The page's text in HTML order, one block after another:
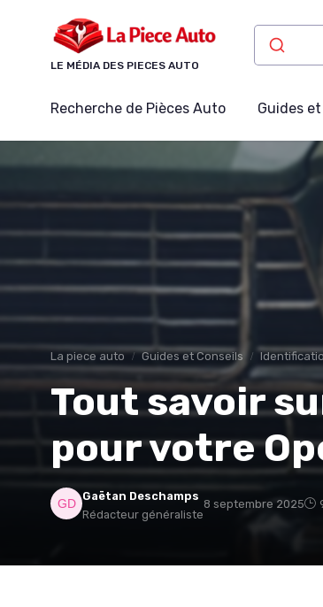
LE MÉDIA DES PIECES AUTO
Recherche de Pièces Auto Guides
La piece auto Guides et Conseils
Tout savoir
pour votre
Gaëtan Deschamps
Rédacteur généraliste
8 septembre 2025